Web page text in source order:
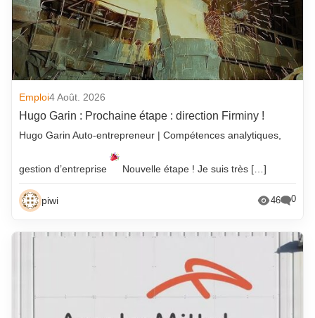
Emploi4 Août. 2026
Hugo Garin : Prochaine étape : direction Firminy !
Hugo Garin Auto-entrepreneur | Compétences analytiques,
gestion d’entreprise Nouvelle étape ! Je suis très […]
piwi 46 0